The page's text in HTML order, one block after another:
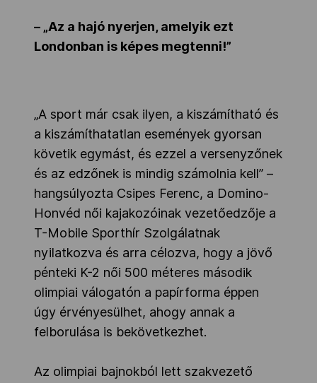
NOB
OVEP
Adatbank
– „Az a hajó nyerjen, amelyik ezt
Londonban is képes megtenni!”
„A sport már csak ilyen, a kiszámítható és
a kiszámíthatatlan események gyorsan
követik egymást, és ezzel a versenyzőnek
és az edzőnek is mindig számolnia kell” –
hangsúlyozta Csipes Ferenc, a Domino-
Honvéd női kajakozóinak vezetőedzője a
T-Mobile Sporthír Szolgálatnak
nyilatkozva és arra célozva, hogy a jövő
pénteki K-2 női 500 méteres második
olimpiai válogatón a papírforma éppen
úgy érvényesülhet, ahogy annak a
felborulása is bekövetkezhet.
Az olimpiai bajnokból lett szakvezető